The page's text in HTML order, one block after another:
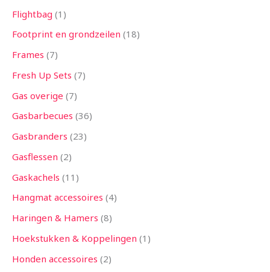
Flightbag 1
Footprint en grondzeilen 18
Frames 7
Fresh Up Sets 7
Gas overige 7
Gasbarbecues 36
Gasbranders 23
Gasflessen 2
Gaskachels 11
Hangmat accessoires 4
Haringen & Hamers 8
Hoekstukken & Koppelingen 1
Honden accessoires 2